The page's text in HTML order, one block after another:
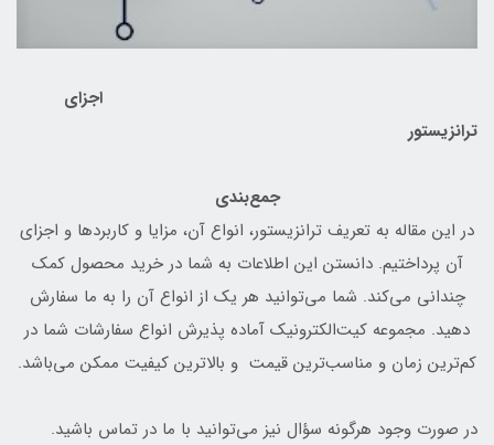
اجزای
ترانزیستور
جمع‌بندی
در این مقاله به تعریف ترانزیستور، انواع آن، مزایا و کاربردها و اجزای
آن پرداختیم. دانستن این اطلاعات به شما در خرید محصول کمک
چندانی می‌کند. شما می‌توانید هر یک از انواع آن را به ما سفارش
دهید. مجموعه کیت‌الکترونیک آماده پذیرش انواع سفارشات شما در
کم‌ترین زمان و مناسب‌ترین قیمت و بالاترین کیفیت ممکن می‌باشد.
در صورت وجود هرگونه سؤال نیز می‌توانید با ما در تماس باشید.